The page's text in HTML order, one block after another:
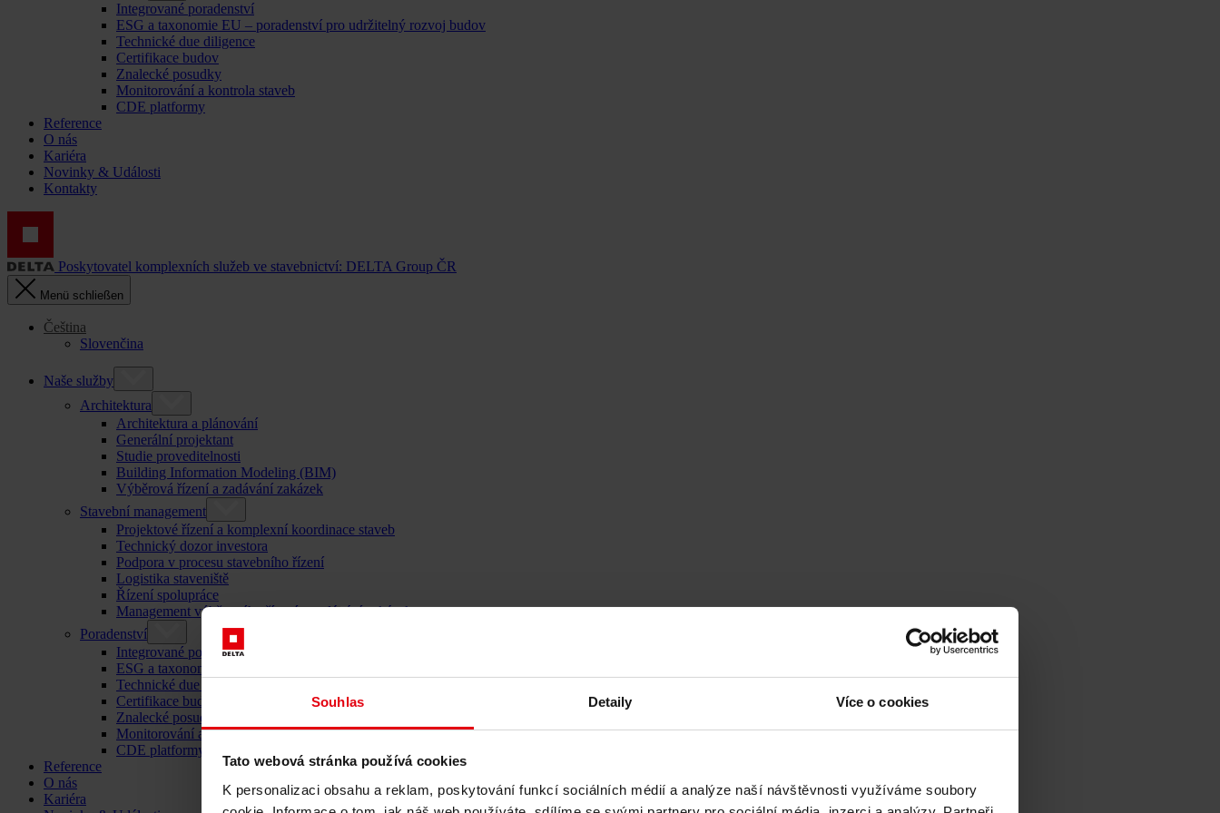
Souhlas Detaily Více o cookies
Tato webová stránka používá cookies
K personalizaci obsahu a reklam, poskytování funkcí sociálních médií a analýze naší návštěvnosti využíváme soubory
Integrované poradenství
ESG a taxonomie EU – poradenství pro udržitelný rozvoj budov
Technické due diligence
Certifikace budov
Znalecké posudky
Monitorování a kontrola staveb
CDE platformy
Reference
O nás
Kariéra
Novinky & Události
Kontakty
Poskytovatel komplexních služeb ve stavebnictví: DELTA Group ČR
Menü schließen
Čeština
Slovenčina
Naše služby
Architektura
Architektura a plánování
Generální projektant
Studie proveditelnosti
Building Information Modeling (BIM)
Výběrová řízení a zadávání zakázek
Stavební management
Projektové řízení a komplexní koordinace staveb
Technický dozor investora
Podpora v procesu stavebního řízení
Logistika staveniště
Řízení spolupráce
Management výběrového řízení a zadávání zakázek
Poradenství
Integrované poradenství
ESG a taxonomie EU – poradenství pro udržitelný rozvoj budov
Technické due diligence
Certifikace budov
Znalecké posudky
Monitorování a kontrola staveb
CDE platformy
Reference
O nás
Kariéra